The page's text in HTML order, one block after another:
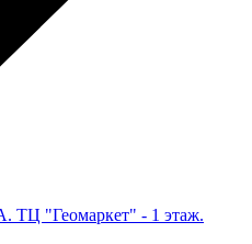
ТЦ "Геомаркет" - 1 этаж.